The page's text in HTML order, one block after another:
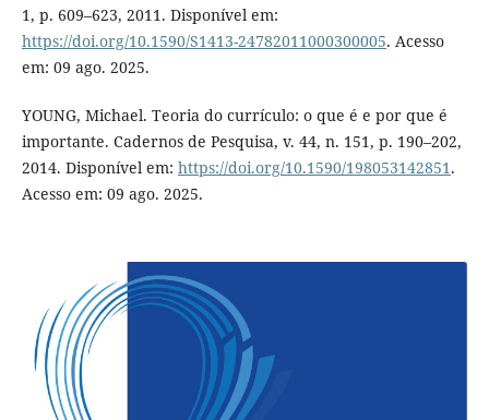
1, p. 609–623, 2011. Disponível em:
https://doi.org/10.1590/S1413-24782011000300005. Acesso
em: 09 ago. 2025.
YOUNG, Michael. Teoria do currículo: o que é e por que é
importante. Cadernos de Pesquisa, v. 44, n. 151, p. 190–202,
2014. Disponível em: https://doi.org/10.1590/198053142851 .
Acesso em: 09 ago. 2025.